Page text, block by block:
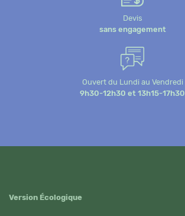
Devis
sans engagement
Ouvert du Lundi au Vendredi
9h30-12h30 et 13h15-17h30
Version Écologique